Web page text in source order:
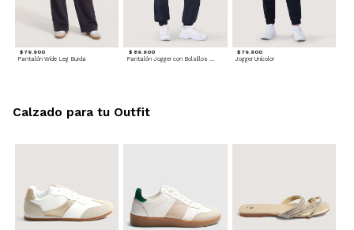
$ 79.900
Pantalón Wide Leg Burda
$ 89.900
Pantalón Jogger con Bolsillos Cargo
$ 79.900
Jogger Unicolor
Calzado para tu Outfit